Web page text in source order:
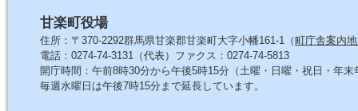
甘楽町役場
住所：〒370-2292群馬県甘楽郡甘楽町大字小幡161-1（町庁舎案内
電話：0274-74-3131（代表）ファクス：0274-74-5813
開庁時間：午前8時30分から午後5時15分（土曜・日曜・祝日・年末
毎週水曜日は午後7時15分まで延長しています。